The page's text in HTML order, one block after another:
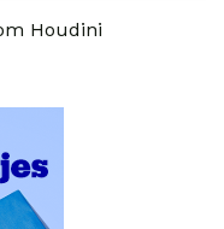
Houdini